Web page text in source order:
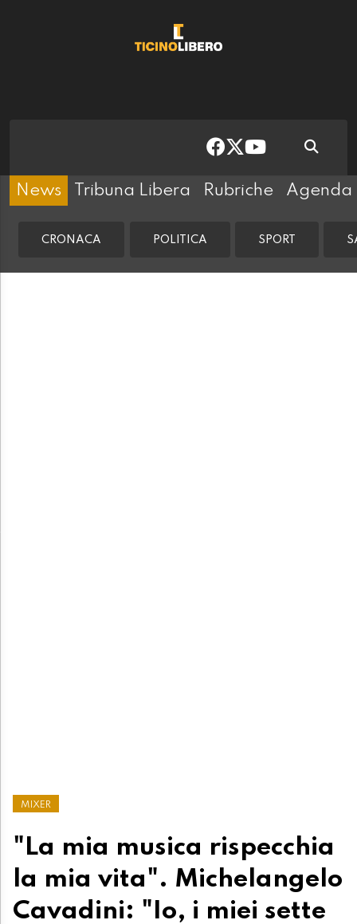
News Tribuna Libera Rubriche Agenda
CRONACA POLITICA SPORT
MIXER
"La mia musica rispecchia
la mia vita". Michelangelo
Cavadini: "Io, i miei sette